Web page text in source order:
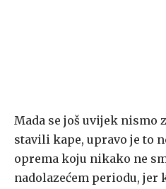
Mada se još uvijek nismo
stavili kape, upravo je to
oprema koju nikako ne
nadolazećem periodu, jer